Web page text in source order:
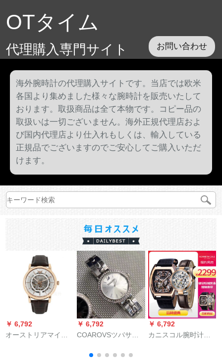
OTタイム
代理購入専門サイト お問い合わせ
海外腕時計の代理購入サイトです。当店では欧米
各国より集めました様々な腕時計を販売いたして
おります。取扱商品は全て本物です。コピー品の
取扱いは一切ございません。海外正規代理店およ
び国内代理店より仕入れもしくは、輸入している
正規品でございますのでご安心してご購入いただ
けます。
￥ 6,792
オーストリアマイ腕
￥ 6,792
COAROVSツバサワ
ン·リスト·ピンク銀
￥ 6,792
カニスコル腕时计男